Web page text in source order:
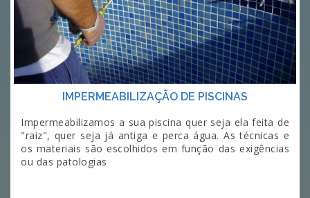
IMPERMEABILIZAÇÃO DE PISCINAS
Impermeabilizamos a sua piscina quer seja ela feita de
"raiz", quer seja já antiga e perca água. As técnicas e
os materiais são escolhidos em função das exigências
ou das patologias